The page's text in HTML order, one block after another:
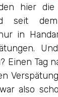
hier die
seit
in
Einen Tag
also